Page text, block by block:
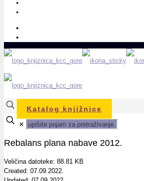
Katalog knjižnice
✕
Rebalans plana nabave 2012.
Veličina datoteke: 88.81 KB
Created: 07.09.2022.